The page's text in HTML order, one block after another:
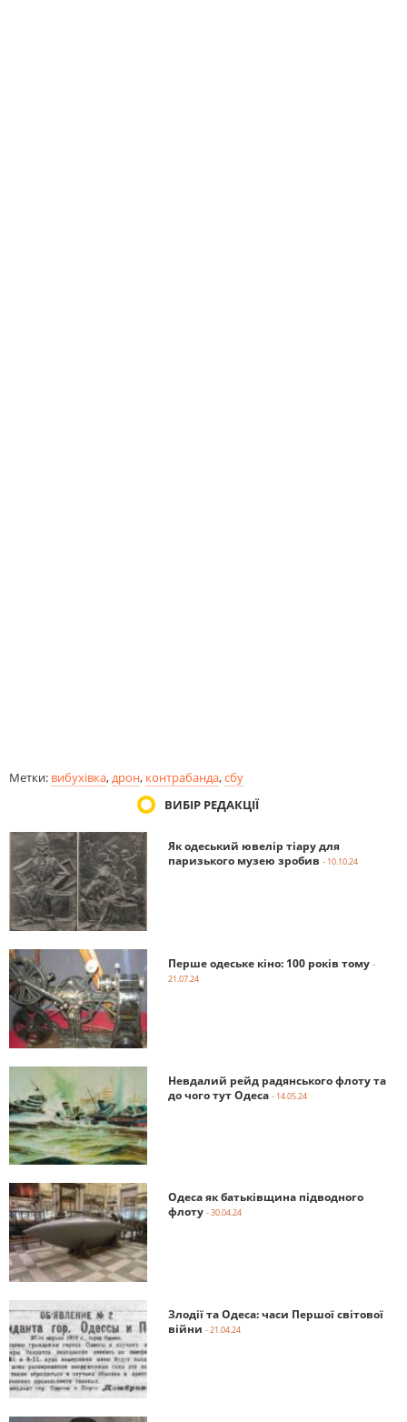
Метки: вибухівка,дрон, контрабанда,сбу
ВИБІР РЕДАКЦІЇ
Як одеський ювелір тіару для
паризького музею зробив - 10.10.24
Перше одеське кіно: 100 років тому -
21.07.24
Невдалий рейд радянського флоту та
до чого тут Одеса - 14.05.24
Одеса як батьківщина підводного
флоту - 30.04.24
Злодії та Одеса: часи Першої світової
війни - 21.04.24